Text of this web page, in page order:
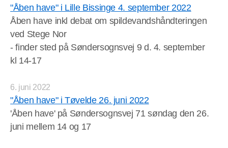
"Åben have" i Lille Bissinge 4. september 2022
Åben have inkl debat om spildevandshåndteringen
ved Stege Nor
- finder sted på Søndersognsvej 9 d. 4. september
kl 14-17
6. juni 2022
"Åben have" i Tøvelde 26. juni 2022
'Åben have' på Søndersognsvej 71 søndag den 26.
juni mellem 14 og 17